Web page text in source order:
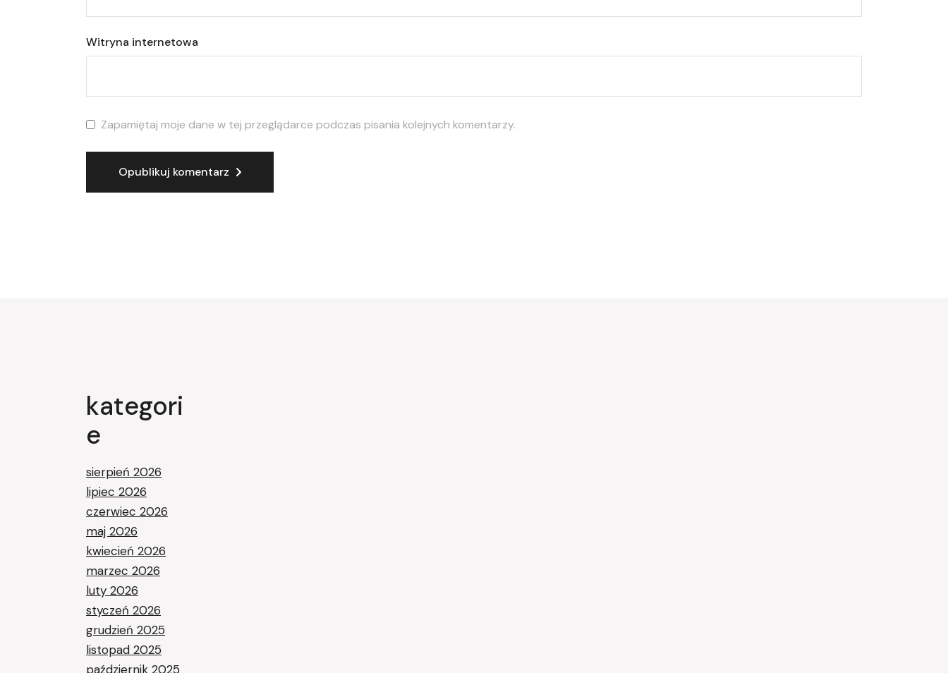
Witryna internetowa
Zapamiętaj moje dane w tej przeglądarce podczas pisania kolejnych komentarzy.
Opublikuj komentarz
kategori
e
sierpień 2026
lipiec 2026
czerwiec 2026
maj 2026
kwiecień 2026
marzec 2026
luty 2026
styczeń 2026
grudzień 2025
listopad 2025
październik 2025